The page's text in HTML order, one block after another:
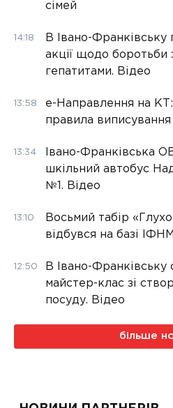
сімей
14:18
В Івано-Франківську
акції щодо боротьби
гепатитами. Відео
13:58
е-Направлення на
правила виписування
13:34
Івано-Франківська
шкільний автобус
№1. Відео
13:10
Восьмий табір
відбувся на базі
12:50
В Івано-Франківську
майстер-клас зі
посуду. Відео
більше